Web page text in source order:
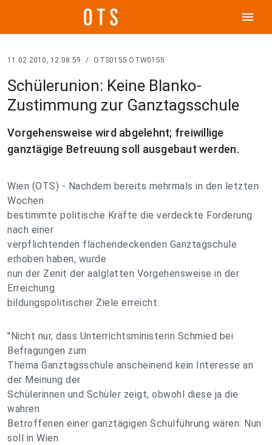
menu
11.02.2010, 12:08:59 / OTS0155 OTW0155
Schülerunion: Keine Blanko-
Zustimmung zur Ganztagsschule
Vorgehensweise wird abgelehnt; freiwillige
ganztägige Betreuung soll ausgebaut werden.
Wien (OTS) - Nachdem bereits mehrmals in den letzten
Wochen
bestimmte politische Kräfte die verdeckte Forderung
nach einer
verpflichtenden flächendeckenden Ganztagschule
erhoben haben, wurde
nun der Zenit der aalglatten Vorgehensweise in der
Erreichung
bildungspolitischer Ziele erreicht:
"Nicht nur, dass Unterrichtsministerin Schmied bei
Befragungen zum
Thema Ganztagsschule anscheinend kein Interesse an
der Meinung der
Schülerinnen und Schüler zeigt, obwohl diese ja die
wahren
Betroffenen einer ganztägigen Schulführung wären: Nun
soll in Wien